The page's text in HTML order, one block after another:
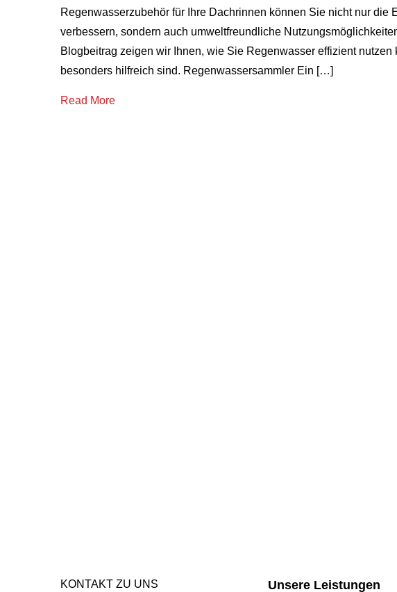
Regenwasserzubehör für Ihre Dachrinnen können Sie nicht nur die
verbessern, sondern auch umweltfreundliche
Blogbeitrag zeigen wir Ihnen, wie Sie Regenwasser effizient
besonders hilfreich sind. Regenwassersammler Ein […]
Read More
KONTAKT ZU UNS Unsere Leistungen